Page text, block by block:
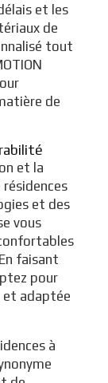
et les
de
tout
de
et la
et des
vous
faisant
pour
et adaptée
à